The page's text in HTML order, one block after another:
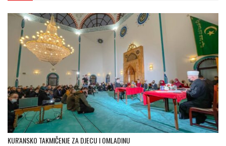
KUR'ANSKO TAKMIČENJE ZA DJECU I OMLADINU